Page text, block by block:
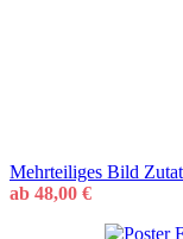
Mehrteiliges Bild
ab 48,00 €